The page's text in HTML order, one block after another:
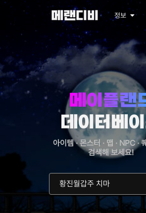
메랜디비 정보
메이플랜
데이터베
아이템 · 몬스터 · 맵 · NPC ·
검색해 보세요!